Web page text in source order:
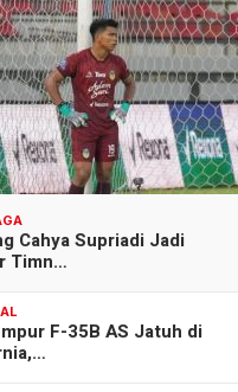
Cahya Supriadi Jadi
Timn…
F-35B AS Jatuh di